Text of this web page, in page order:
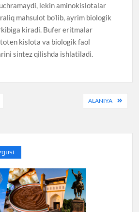
lekin aminokislotalar
mahsulot bo’lib, ayrim biologik
kiradi. Bufer eritmalar
kislota va biologik faol
sintez qilishda ishlatiladi.
ALANIYA